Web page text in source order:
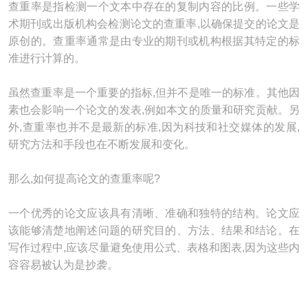
查重率是指检测一个文本中存在的复制内容的比例。一些学
术期刊或出版机构会检测论文的查重率,以确保提交的论文是
原创的。查重率通常是由专业的期刊或机构根据其特定的标
准进行计算的。
虽然查重率是一个重要的指标,但并不是唯一的标准。其他因
素也会影响一个论文的发表,例如本文的质量和研究贡献。另
外,查重率也并不是最新的标准,因为科技和社交媒体的发展,
研究方法和手段也在不断发展和变化。
那么,如何提高论文的查重率呢?
一个优秀的论文应该具有清晰、准确和独特的结构。论文应
该能够清楚地阐述问题的研究目的、方法、结果和结论。在
写作过程中,应该尽量避免使用公式、表格和图表,因为这些内
容容易被认为是抄袭。